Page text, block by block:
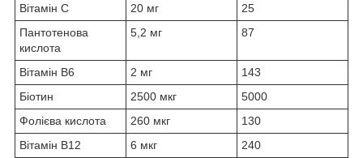
Вітамін С
20 мг
25
Пантотенова
кислота
5,2 мг 87
Вітамін B6 2 мг
143
Біотин
2500 мкг
5000
Фолієва кислота
260 мкг
130
Вітамін B12
6 мкг
240